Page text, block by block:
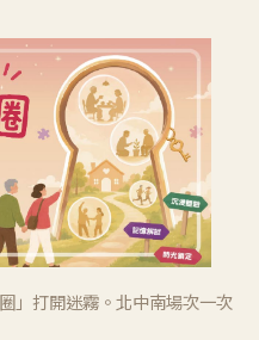
」打開迷霧。北中南場次一次